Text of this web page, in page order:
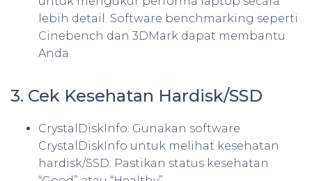
lebih detail. Software benchmarking seperti
Cinebench dan 3DMark dapat membantu
Anda.
3. Cek Kesehatan Hardisk/SSD
CrystalDiskInfo: Gunakan software
CrystalDiskInfo untuk melihat kesehatan
hardisk/SSD. Pastikan status kesehatan